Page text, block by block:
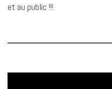
et au public !!!